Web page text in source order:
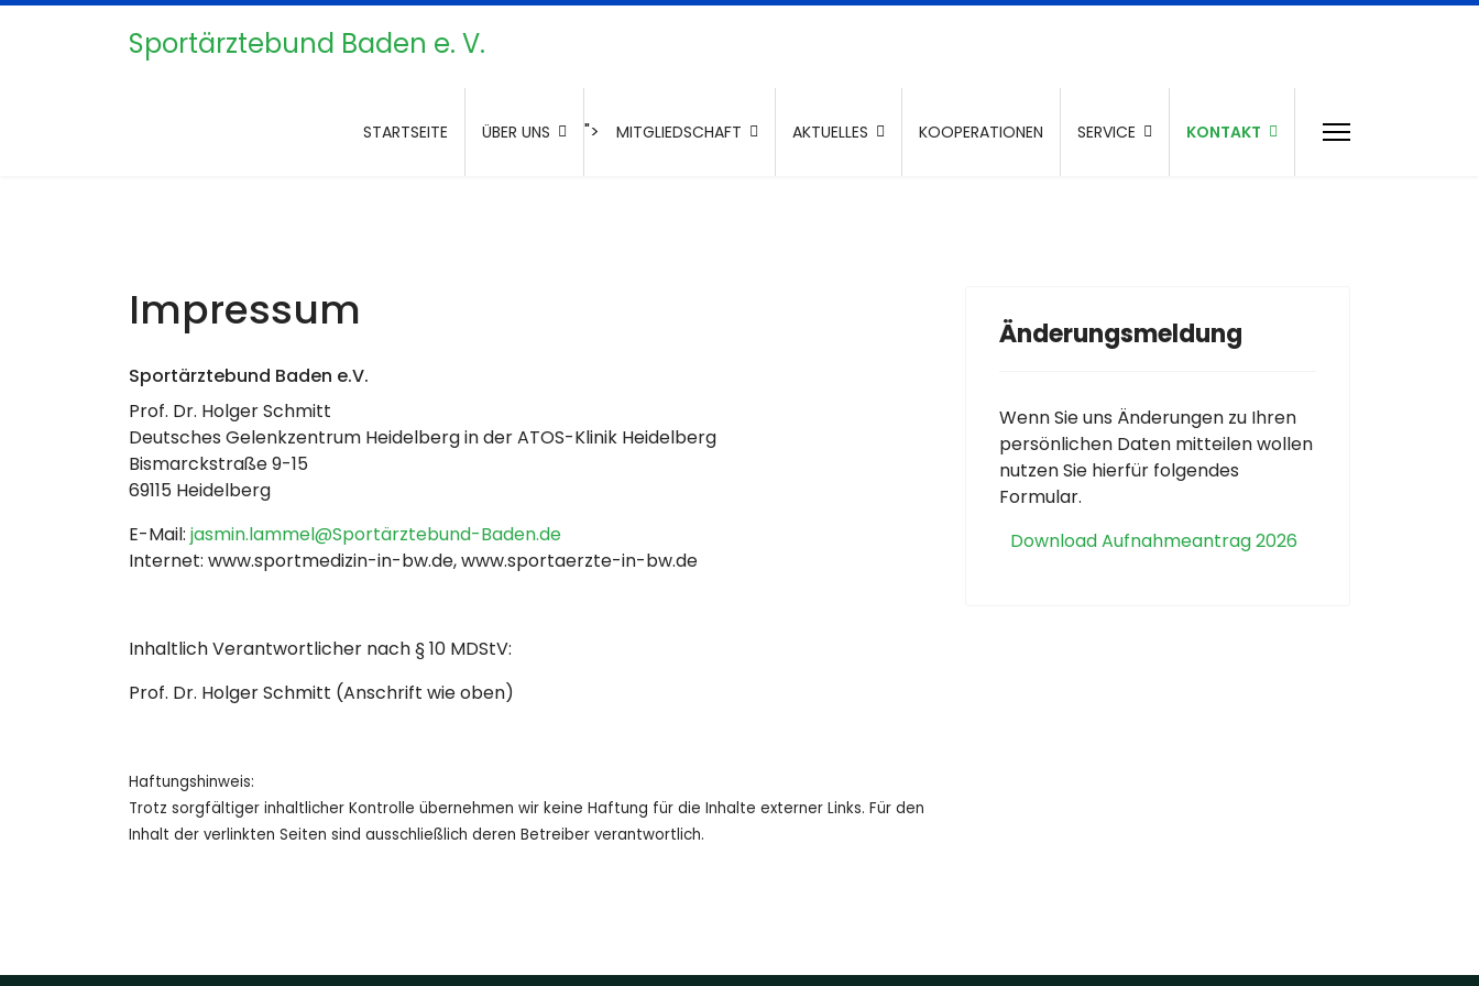
Sportärztebund Baden e. V.
STARTSEITE ÜBER UNS "> MITGLIEDSCHAFT AKTUELLES KOOPERATIONEN SERVICE KONTAKT
Impressum
Sportärztebund Baden e.V.
Prof. Dr. Holger Schmitt
Deutsches Gelenkzentrum Heidelberg in der ATOS-Klinik Heidelberg
Bismarckstraße 9-15
69115 Heidelberg
E-Mail: jasmin.lammel@Sportärztebund-Baden.de
Internet: www.sportmedizin-in-bw.de, www.sportaerzte-in-bw.de
Inhaltlich Verantwortlicher nach § 10 MDStV:
Prof. Dr. Holger Schmitt (Anschrift wie oben)
Haftungshinweis:
Trotz sorgfältiger inhaltlicher Kontrolle übernehmen wir keine Haftung für die Inhalte externer Links. Für den
Inhalt der verlinkten Seiten sind ausschließlich deren Betreiber verantwortlich.
Änderungsmeldung
Wenn Sie uns Änderungen zu Ihren
persönlichen Daten mitteilen wollen
nutzen Sie hierfür folgendes
Formular.
Download Aufnahmeantrag 2026